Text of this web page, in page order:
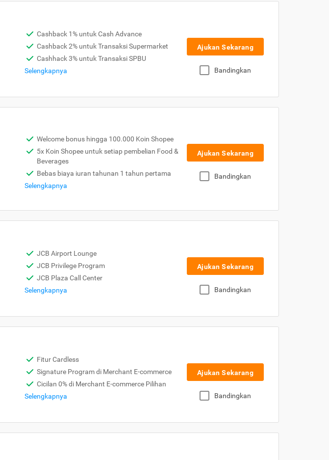
Cashback 1% untuk Cash Advance
Cashback 2% untuk Transaksi Supermarket
Cashhack 3% untuk Transaksi SPBU
Selengkapnya
Ajukan Sekarang
Bandingkan
Welcome bonus hingga 100.000 Koin Shopee
5x Koin Shopee untuk setiap pembelian Food &
Beverages
Bebas biaya iuran tahunan 1 tahun pertama
Selengkapnya
Ajukan Sekarang
Bandingkan
JCB Airport Lounge
JCB Privilege Program
JCB Plaza Call Center
Selengkapnya
Ajukan Sekarang
Bandingkan
Fitur Cardless
Signature Program di Merchant E-commerce
Cicilan 0% di Merchant E-commerce Pilihan
Selengkapnya
Ajukan Sekarang
Bandingkan